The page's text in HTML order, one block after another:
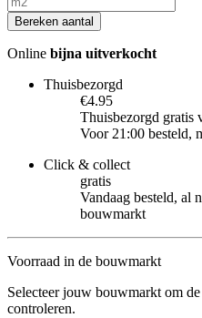
Bereken aantal
Online bijna uitverkocht
Thuisbezorgd
€4.95
Thuisbezorgd gratis
Voor 21:00 besteld,
Click & collect
gratis
Vandaag besteld, al
bouwmarkt
Voorraad in de bouwmarkt
Selecteer jouw bouwmarkt om
controleren.